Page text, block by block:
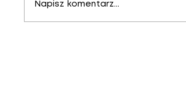
Napisz komentarz...